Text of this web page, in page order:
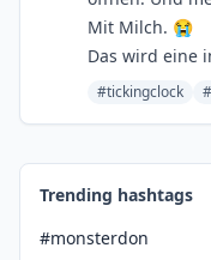
Mit Milch. 😭
Das wird eine
#tickingclock
Trending hashtags
#monsterdon